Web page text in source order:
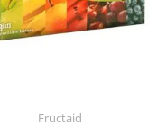
Fructaid